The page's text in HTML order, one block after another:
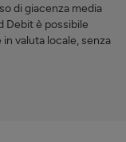
di giacenza media
Debit è possibile
valuta locale, senza